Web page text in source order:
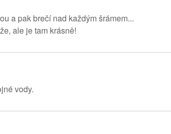
a pak brečí nad každým šrámem...
ale je tam krásně!
vody.